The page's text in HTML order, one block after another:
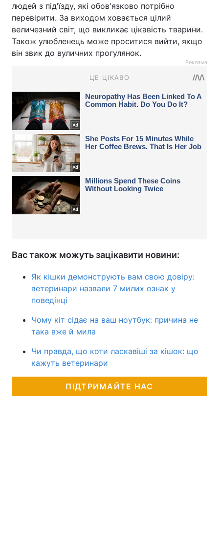
людей з під'їзду, які обов'язково потрібно
перевірити. За виходом ховається цілий
величезний світ, що викликає цікавість тварини.
Також улюбленець може проситися вийти, якщо
він звик до вуличних прогулянок.
Реклама
Вас також можуть зацікавити новини:
Як кішки демонструють вам свою довіру:
ветеринари назвали 7 милих ознак у
поведінці
Чому кіт сідає на ваш ноутбук: причина не
така вже й мила
Чи правда, що коти ласкавіші за кішок: що
кажуть ветеринари
ПІДТРИМАЙТЕ НАС